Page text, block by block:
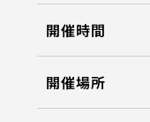
開催時間
開催場所